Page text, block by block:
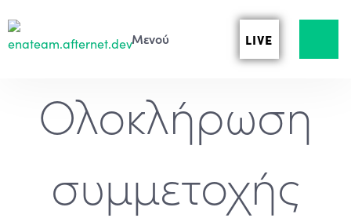
LIVE
Ολοκλήρωση
συμμετοχής